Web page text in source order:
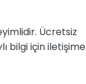
Ücretsiz
bilgi için iletişime